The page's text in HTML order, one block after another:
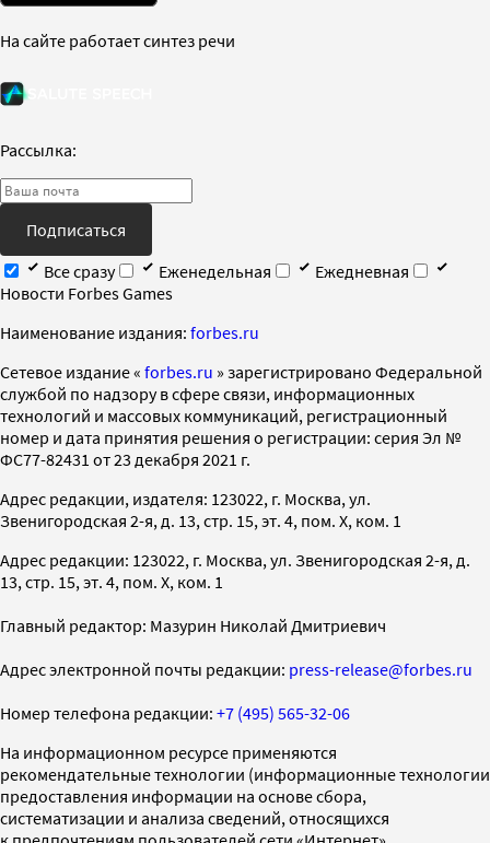
На сайте работает синтез речи
Рассылка:
Подписаться
Все сразу
Еженедельная
Ежедневная
Новости Forbes Games
Наименование издания: forbes.ru
Cетевое издание « forbes.ru » зарегистрировано Федеральной
службой по надзору в сфере связи, информационных
технологий и массовых коммуникаций, регистрационный
номер и дата принятия решения о регистрации: серия Эл №
ФС77-82431 от 23 декабря 2021 г.
Адрес редакции, издателя: 123022, г. Москва, ул.
Звенигородская 2-я, д. 13, стр. 15, эт. 4, пом. X, ком. 1
Адрес редакции: 123022, г. Москва, ул. Звенигородская 2-я, д.
13, стр. 15, эт. 4, пом. X, ком. 1
Главный редактор: Мазурин Николай Дмитриевич
Адрес электронной почты редакции: press-release@forbes.ru
Номер телефона редакции: +7 (495) 565-32-06
На информационном ресурсе применяются
рекомендательные технологии (информационные технологии
предоставления информации на основе сбора,
систематизации и анализа сведений, относящихся